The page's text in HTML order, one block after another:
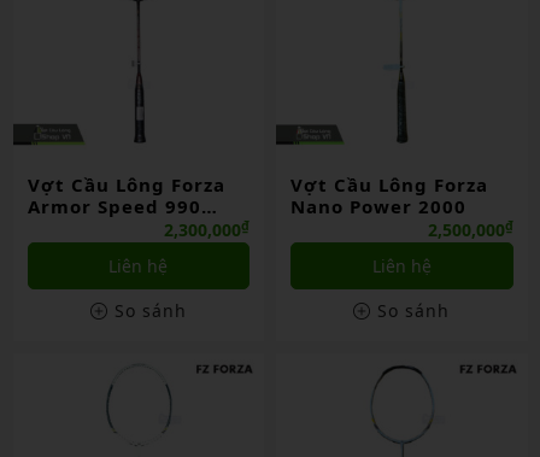
Vợt Cầu Lông Forza
Armor Speed 990
2,300,000₫
Liên hệ
So sánh
Vợt Cầu Lông Forza
Nano Power 2000
2,500,000₫
Liên hệ
So sánh